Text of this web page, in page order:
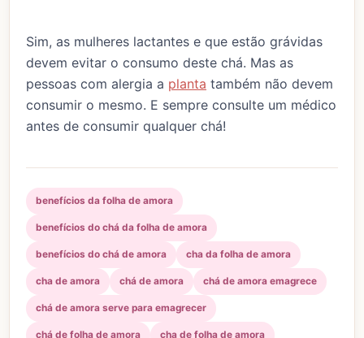
Sim, as mulheres lactantes e que estão grávidas
devem evitar o consumo deste chá. Mas as
pessoas com alergia a planta também não devem
consumir o mesmo. E sempre consulte um médico
antes de consumir qualquer chá!
benefícios da folha de amora
benefícios do chá da folha de amora
benefícios do chá de amora cha da folha de amora
cha de amora chá de amora chá de amora emagrece
chá de amora serve para emagrecer
chá de folha de amora cha de folha de amora